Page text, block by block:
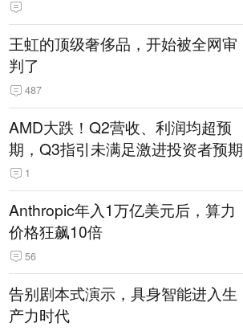
王虹的顶级奢侈品，开始被全网审
判了
487
AMD大跌！Q2营收、利润均超预
期，Q3指引未满足激进投资者预期
1
Anthropic年入1万亿美元后，算力
价格狂飙10倍
56
告别剧本式演示，具身智能进入生
产力时代